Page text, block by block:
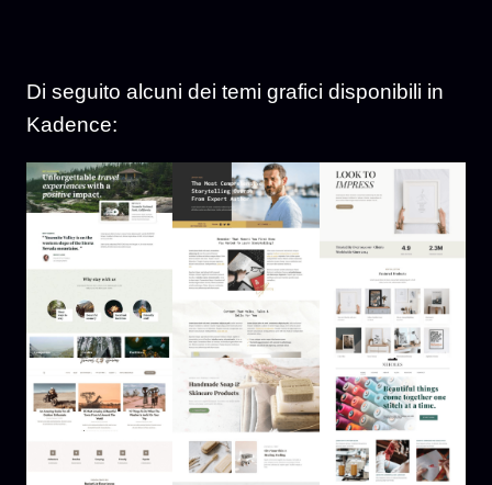
Di seguito alcuni dei temi grafici disponibili in
Kadence: